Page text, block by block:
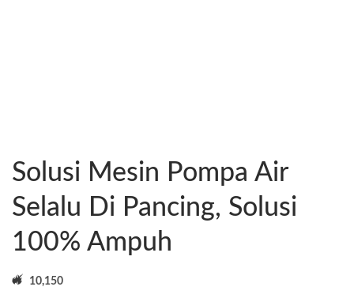
Solusi Mesin Pompa Air
Selalu Di Pancing, Solusi
100% Ampuh
10,150